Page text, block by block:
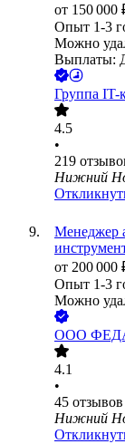
от 150 000
Опыт 1-3
Можно
Выплаты:
Группа IT-
4.5
•
219
Нижний
Менеджер
от 200 000
Опыт 1-3
Можно
ООО
4.1
•
45 отзывов
Нижний